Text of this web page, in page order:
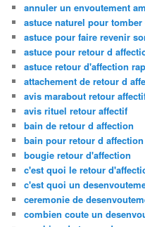
annuler un envoutement
astuce naturel pour
astuce pour faire revenir
astuce pour retour d
astuce retour d'affection
attachement de retour d
avis marabout retour
avis rituel retour affectif
bain de retour d affection
bain pour retour d affection
bougie retour d'affection
c'est quoi le retour
c'est quoi un
ceremonie de
combien coute un